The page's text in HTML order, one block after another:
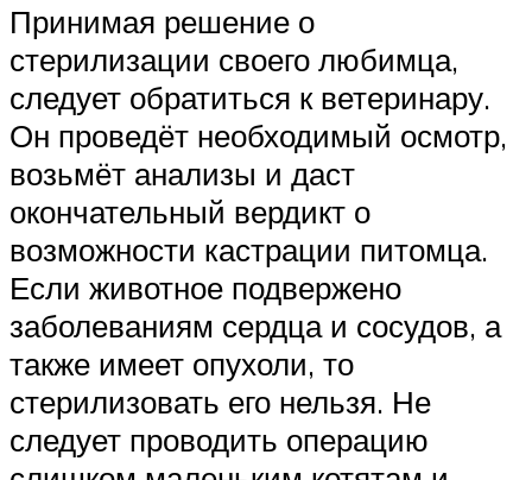
Принимая решение о
стерилизации своего любимца,
следует обратиться к ветеринару.
Он проведёт необходимый осмотр,
возьмёт анализы и даст
окончательный вердикт о
возможности кастрации питомца.
Если животное подвержено
заболеваниям сердца и сосудов, а
также имеет опухоли, то
стерилизовать его нельзя. Не
следует проводить операцию